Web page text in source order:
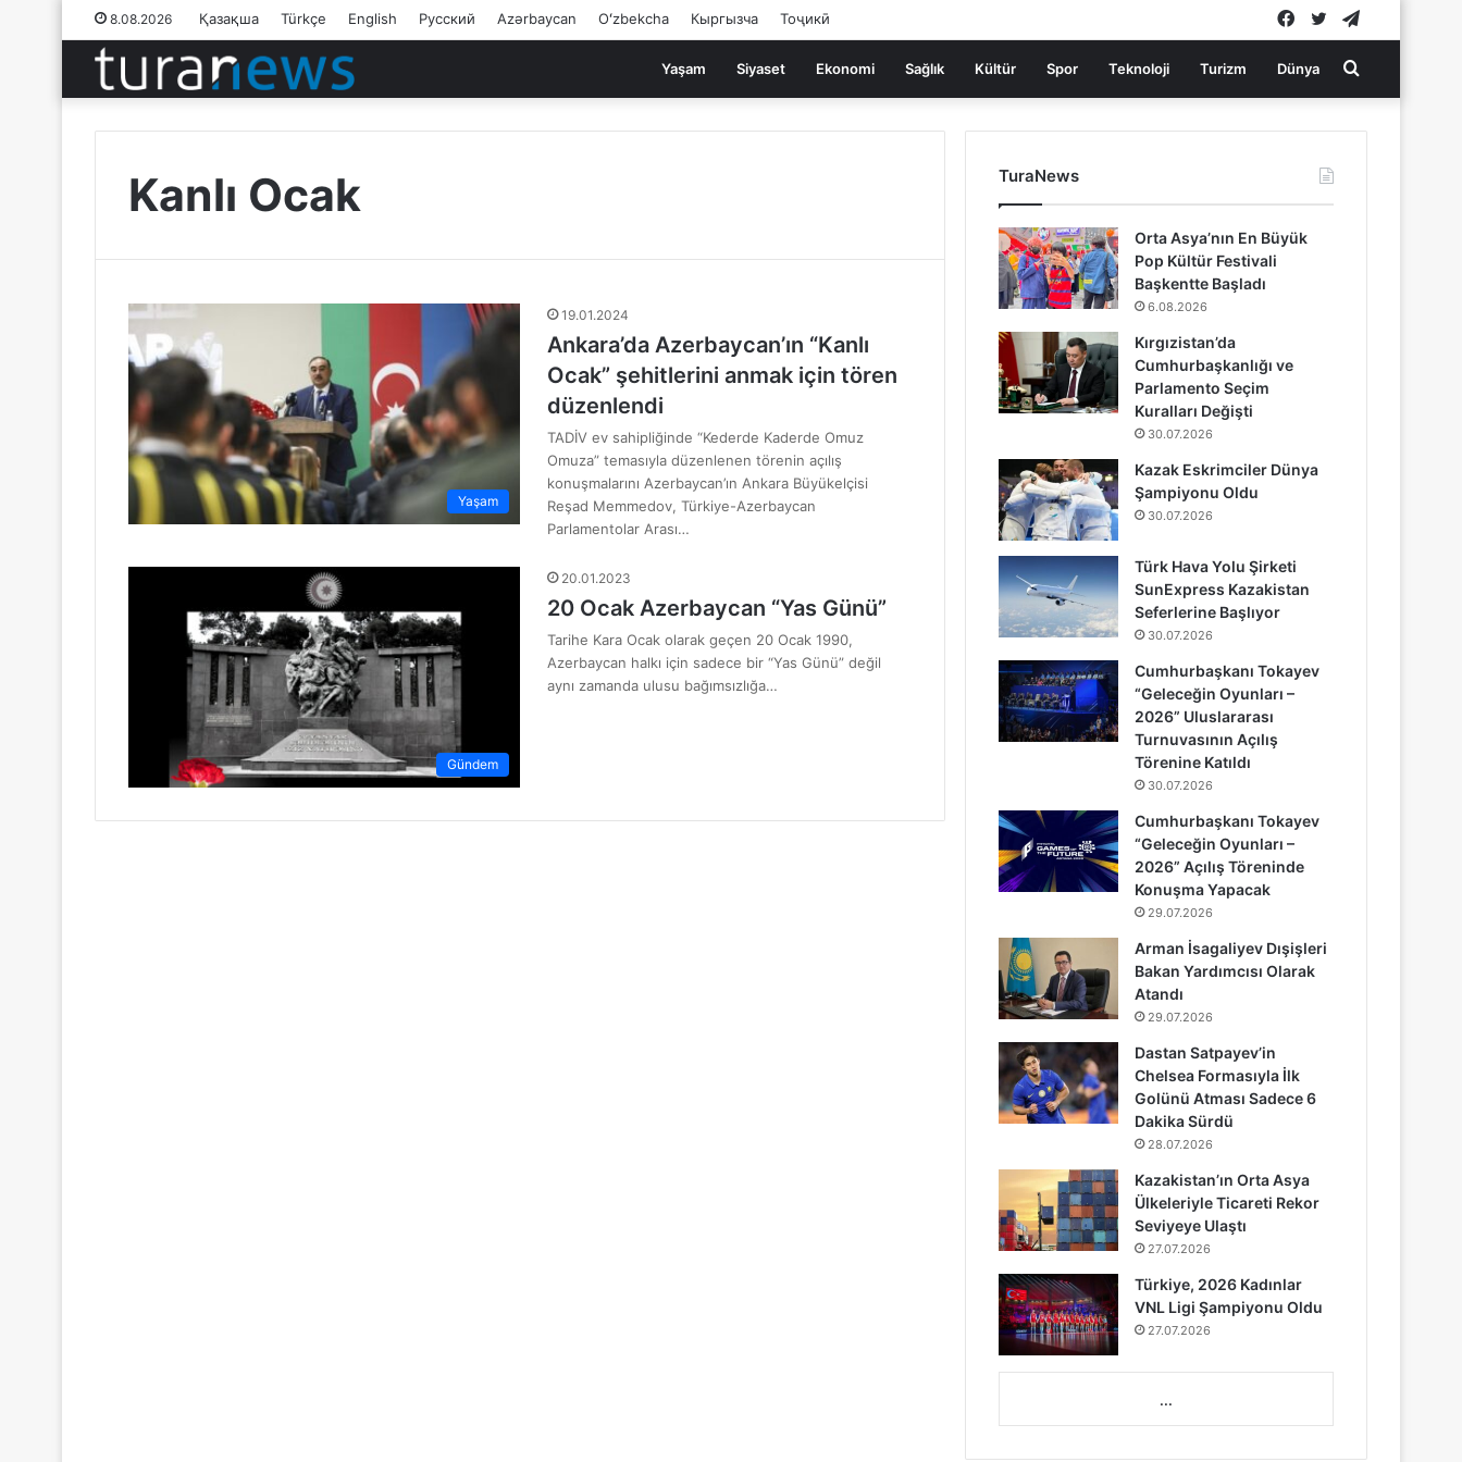
8.08.2026 Қазақша Türkçe English Русский Azərbaycan Oʻzbekcha Кыргызча Тоҷикӣ Twitter
Facebook
Yaşam Siyaset Ekonomi Sağlık Kültür Spor Teknoloji Turizm Dünya Arama
yap
Kanlı Ocak
Yaşam
19.01.2024
Ankara’da Azerbaycan’ın “Kanlı
Ocak” şehitlerini anmak için tören
düzenlendi
TADİV ev sahipliğinde “Kederde Kaderde Omuz
Omuza” temasıyla düzenlenen törenin açılış
konuşmalarını Azerbaycan’ın Ankara Büyükelçisi
Reşad Memmedov, Türkiye-Azerbaycan
Parlamentolar Arası…
Gündem
20.01.2023
20 Ocak Azerbaycan “Yas Günü”
Tarihe Kara Ocak olarak geçen 20 Ocak 1990,
Azerbaycan halkı için sadece bir “Yas Günü” değil
aynı zamanda ulusu bağımsızlığa…
TuraNews
Orta Asya’nın En Büyük
Pop Kültür Festivali
Başkentte Başladı
6.08.2026
Kırgızistan’da
Cumhurbaşkanlığı ve
Parlamento Seçim
Kuralları Değişti
30.07.2026
Kazak Eskrimciler Dünya
Şampiyonu Oldu
30.07.2026
Türk Hava Yolu Şirketi
SunExpress Kazakistan
Seferlerine Başlıyor
30.07.2026
Cumhurbaşkanı Tokayev
“Geleceğin Oyunları –
2026” Uluslararası
Turnuvasının Açılış
Törenine Katıldı
30.07.2026
Cumhurbaşkanı Tokayev
“Geleceğin Oyunları –
2026” Açılış Töreninde
Konuşma Yapacak
29.07.2026
Arman İsagaliyev Dışişleri
Bakan Yardımcısı Olarak
Atandı
29.07.2026
Dastan Satpayev’in
Chelsea Formasıyla İlk
Golünü Atması Sadece 6
Dakika Sürdü
28.07.2026
Kazakistan’ın Orta Asya
Ülkeleriyle Ticareti Rekor
Seviyeye Ulaştı
27.07.2026
Türkiye, 2026 Kadınlar
VNL Ligi Şampiyonu Oldu
27.07.2026
...